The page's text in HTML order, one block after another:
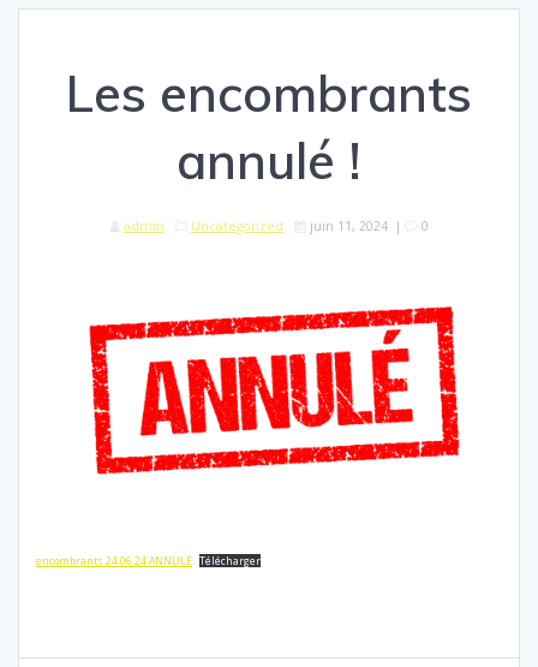
Les encombrants
annulé !
admin Uncategorized juin 11, 2024| 0
encombrants 24.06.24 ANNULE Télécharger